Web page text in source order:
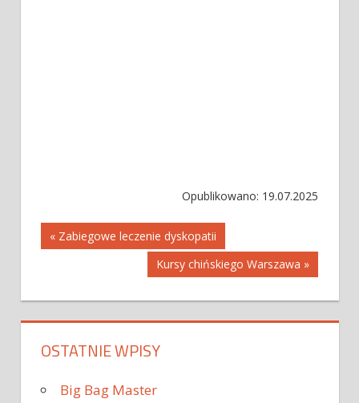
Opublikowano: 19.07.2025
Nawigacja
« Zabiegowe leczenie dyskopatii
Kursy chińskiego Warszawa »
OSTATNIE WPISY
Big Bag Master